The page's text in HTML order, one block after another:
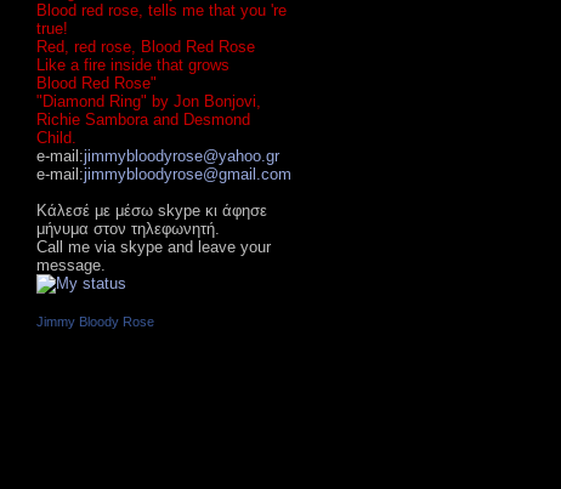
Blood red rose, tells me that you 're
true!
Red, red rose, Blood Red Rose
Like a fire inside that grows
Blood Red Rose"
"Diamond Ring" by Jon Bonjovi,
Richie Sambora and Desmond
Child.
e-mail:jimmybloodyrose@yahoo.gr
e-mail:jimmybloodyrose@gmail.com
Κάλεσέ με μέσω skype κι άφησε
μήνυμα στον τηλεφωνητή.
Call me via skype and leave your
message.
Jimmy Bloody Rose